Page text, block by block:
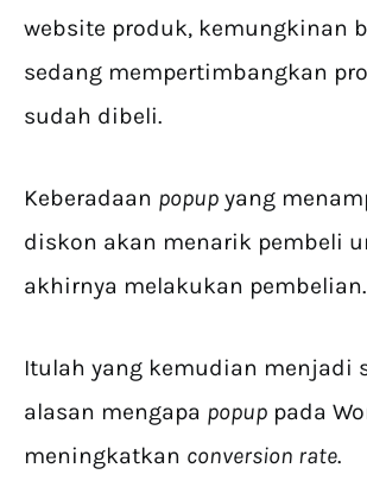
website produk, kemungkinan
sedang mempertimbangkan
sudah dibeli.
Keberadaan popup yang
diskon akan menarik pembeli
akhirnya melakukan pembelian.
Itulah yang kemudian menjadi
alasan mengapa popup pada
meningkatkan conversion rate.